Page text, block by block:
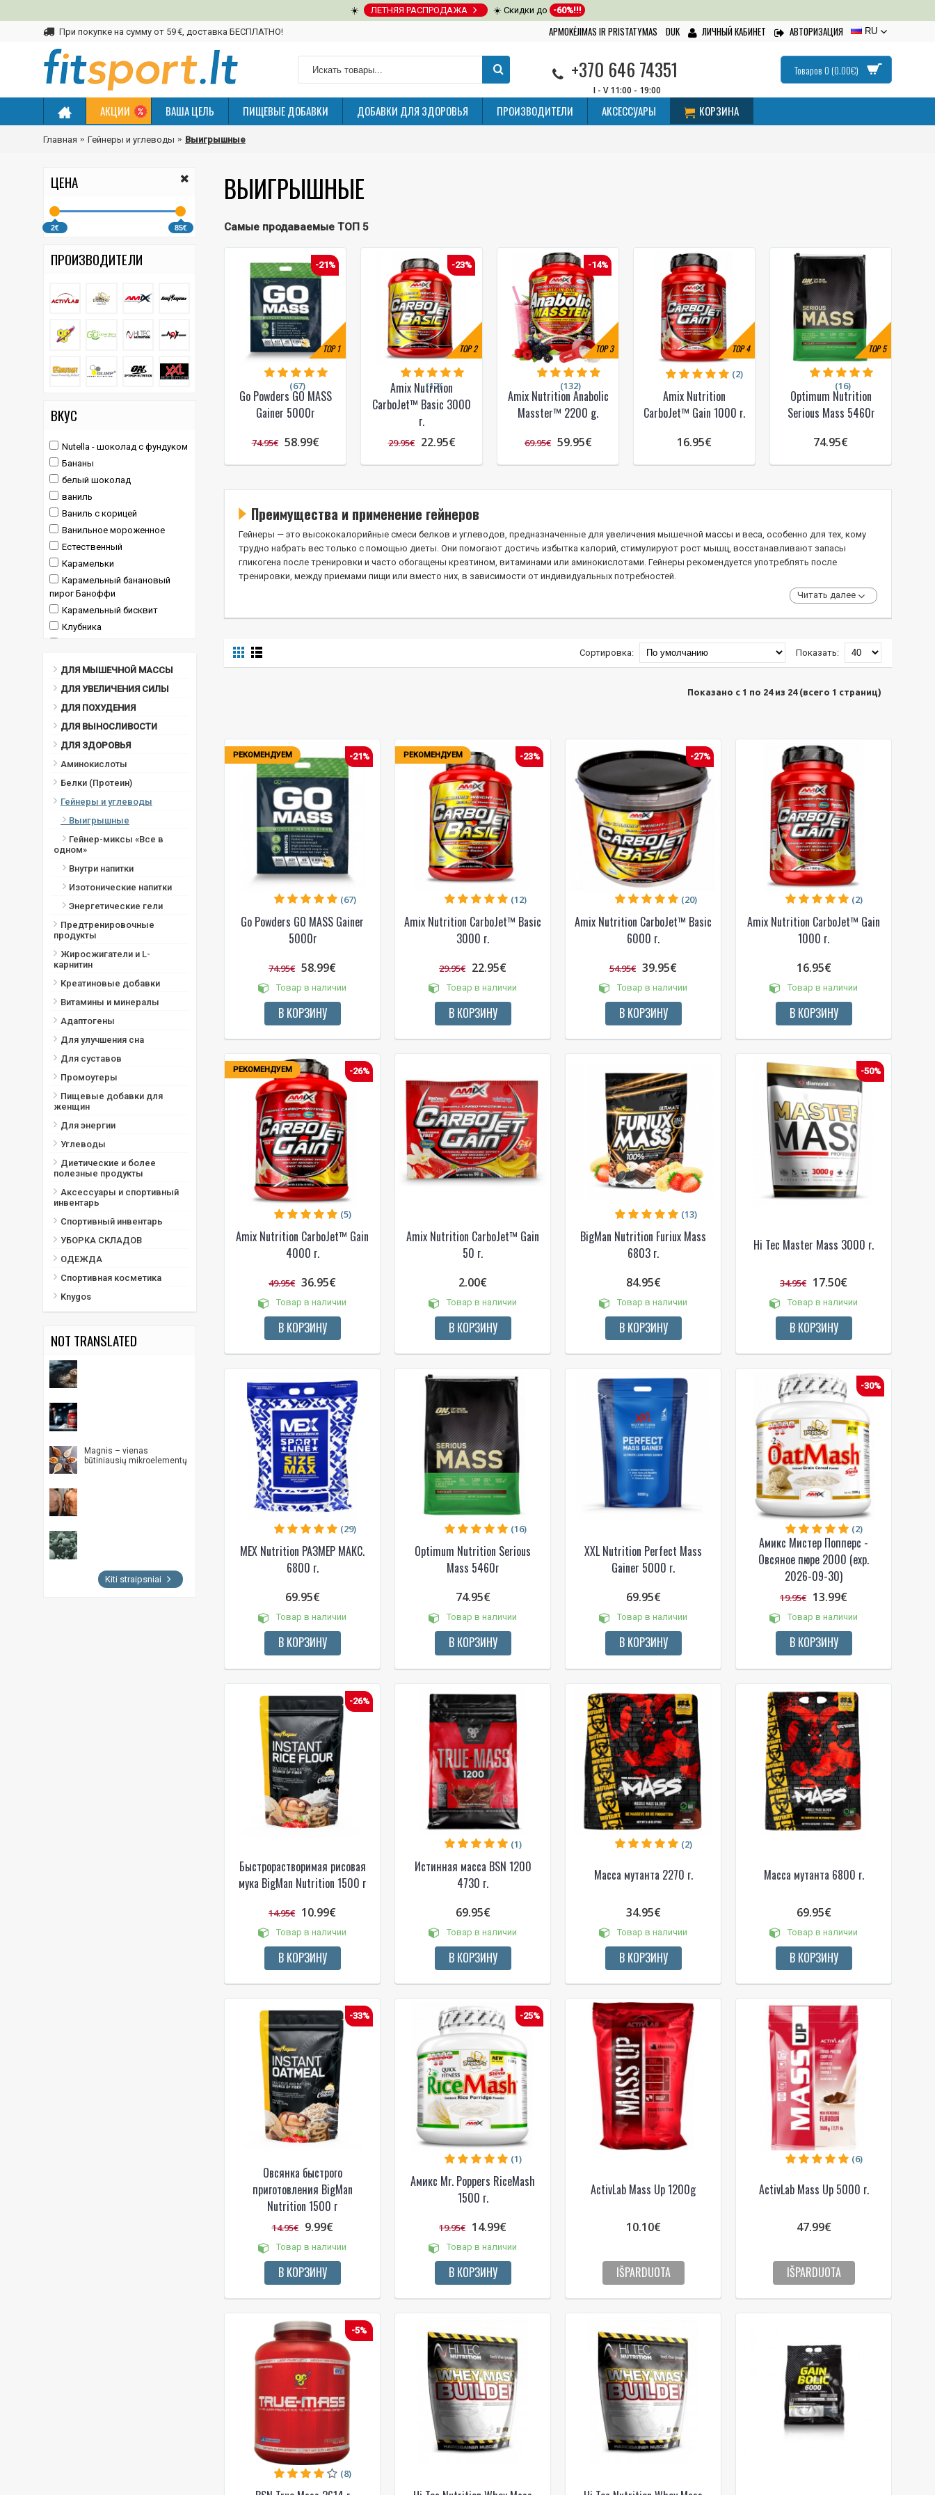
☀️ ЛЕТНЯЯ РАСПРОДАЖА ☀️ Скидки до -60%!!!
При покупке на сумму от 59 €, доставка БЕСПЛАТНО! APMOKĖJIMAS IR PRISTATYMAS DUK ЛИЧНЫЙ КАБИНЕТ АВТОРИЗАЦИЯ RU
+370 646 74351
I - V 11:00 - 19:00
Товаров 0 (0.00€)
АКЦИИ ВАША ЦЕЛЬ ПИЩЕВЫЕ ДОБАВКИ ДОБАВКИ ДЛЯ ЗДОРОВЬЯ ПРОИЗВОДИТЕЛИ АКСЕССУАРЫ КОРЗИНА
Главная Гейнеры и углеводы Выигрышные
ЦЕНА
2€ 85€
ПРОИЗВОДИТЕЛИ
ВКУС
Nutella - шоколад с фундуком
Бананы
белый шоколад
ваниль
Ваниль с корицей
Ванильное мороженное
Естественный
Карамельки
Карамельный банановый
пирог Баноффи
Карамельный бисквит
Клубника
Клубника-банан
клубничный йогурт
Конфета "Супер машина"
Лаймовый йогурт
Малина с белым шоколадом
Нуга-карамель
Ореховое масло
Печенье
Печенье с арахисовым
маслом
Печенье со сливками
Пончики
Темный шоколад
Черное печенье
Шоколад
Шоколад и арахис
Шоколад с арахисовым
маслом
Шоколад с фундуком
Шоколадный кокос
ДЛЯ МЫШЕЧНОЙ МАССЫ
ДЛЯ УВЕЛИЧЕНИЯ СИЛЫ
ДЛЯ ПОХУДЕНИЯ
ДЛЯ ВЫНОСЛИВОСТИ
ДЛЯ ЗДОРОВЬЯ
Аминокислоты
Белки (Протеин)
Гейнеры и углеводы
Выигрышные
Гейнер-миксы «Все в
одном»
Внутри напитки
Изотонические напитки
Энергетические гели
Предтренировочные
продукты
Жиросжигатели и L-
карнитин
Креатиновые добавки
Витамины и минералы
Адаптогены
Для улучшения сна
Для суставов
Промоутеры
Пищевые добавки для
женщин
Для энергии
Углеводы
Диетические и более
полезные продукты
Аксессуары и спортивный
инвентарь
Спортивный инвентарь
УБОРКА СКЛАДОВ
ОДЕЖДА
Спортивная косметика
Knygos
NOT TRANSLATED
Magnis – vienas
būtiniausių mikroelementų
Kiti straipsniai
ВЫИГРЫШНЫЕ
Самые продаваемые ТОП 5
TOP1
-21%
Go Powders GO MASS
Gainer 5000г
(67)
74.95€ 58.99€
TOP2
-23%
Amix Nutrition
CarboJet™ Basic 3000
г.
(12)
29.95€ 22.95€
TOP3
-14%
Amix Nutrition Anabolic
Masster™ 2200 g.
(132)
69.95€ 59.95€
TOP4
Amix Nutrition
CarboJet™ Gain 1000 г.
(2)
16.95€
TOP5
Optimum Nutrition
Serious Mass 5460г
(16)
74.95€
Преимущества и применение гейнеров
Гейнеры — это высококалорийные смеси белков и углеводов, предназначенные для увеличения мышечной массы и веса, особенно для тех, кому
трудно набрать вес только с помощью диеты. Они помогают достичь избытка калорий, стимулируют рост мышц, восстанавливают запасы
гликогена после тренировки и часто обогащены креатином, витаминами или аминокислотами. Гейнеры рекомендуется употреблять после
тренировки, между приемами пищи или вместо них, в зависимости от индивидуальных потребностей.
Читать далее
Показать:
Сортировка:
Показано с 1 по 24 из 24 (всего 1 страниц)
РЕКОМЕНДУЕМ -21%
Go Powders GO MASS Gainer
5000г
(67)
74.95€ 58.99€
Товар в наличии
В КОРЗИНУ
РЕКОМЕНДУЕМ -23%
Amix Nutrition CarboJet™ Basic
3000 г.
(12)
29.95€ 22.95€
Товар в наличии
В КОРЗИНУ
-27%
Amix Nutrition CarboJet™ Basic
6000 г.
(20)
54.95€ 39.95€
Товар в наличии
В КОРЗИНУ
Amix Nutrition CarboJet™ Gain
1000 г.
(2)
16.95€
Товар в наличии
В КОРЗИНУ
РЕКОМЕНДУЕМ -26%
Amix Nutrition CarboJet™ Gain
4000 г.
(5)
49.95€ 36.95€
Товар в наличии
В КОРЗИНУ
Amix Nutrition CarboJet™ Gain
50 г.
2.00€
Товар в наличии
В КОРЗИНУ
BigMan Nutrition Furiux Mass
6803 г.
(13)
84.95€
Товар в наличии
В КОРЗИНУ
-50%
Hi Tec Master Mass 3000 г.
34.95€ 17.50€
Товар в наличии
В КОРЗИНУ
MEX Nutrition РАЗМЕР МАКС.
6800 г.
(29)
69.95€
Товар в наличии
В КОРЗИНУ
Optimum Nutrition Serious
Mass 5460г
(16)
74.95€
Товар в наличии
В КОРЗИНУ
XXL Nutrition Perfect Mass
Gainer 5000 г.
69.95€
Товар в наличии
В КОРЗИНУ
-30%
Амикс Мистер Попперс -
Овсяное пюре 2000 (exp.
2026-09-30)
(2)
19.95€ 13.99€
Товар в наличии
В КОРЗИНУ
-26%
Быстрорастворимая рисовая
мука BigMan Nutrition 1500 г
14.95€ 10.99€
Товар в наличии
В КОРЗИНУ
Истинная масса BSN 1200
4730 г.
(1)
69.95€
Товар в наличии
В КОРЗИНУ
Масса мутанта 2270 г.
(2)
34.95€
Товар в наличии
В КОРЗИНУ
Масса мутанта 6800 г.
69.95€
Товар в наличии
В КОРЗИНУ
-33%
Овсянка быстрого
приготовления BigMan
Nutrition 1500 г
14.95€ 9.99€
Товар в наличии
В КОРЗИНУ
-25%
Амикс Mr. Poppers RiceMash
1500 г.
(1)
19.95€ 14.99€
Товар в наличии
В КОРЗИНУ
ActivLab Mass Up 1200g
10.10€
IŠPARDUOTA
ActivLab Mass Up 5000 г.
(6)
47.99€
IŠPARDUOTA
-5%
(8)